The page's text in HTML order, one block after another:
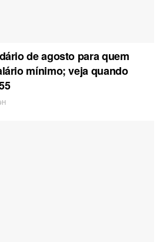
de agosto para quem
mínimo; veja quando